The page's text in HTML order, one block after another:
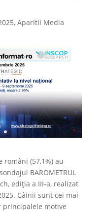
, Aparitii Media
români (57,1%) au
BAROMETRUL
ediția a III-a, realizat
Câinii sunt cei mai
motive